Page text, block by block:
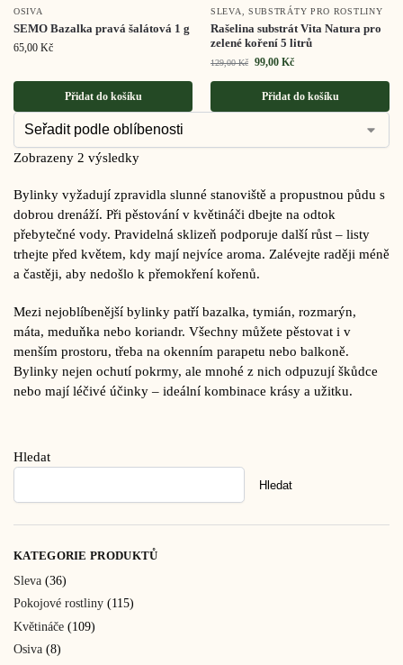
OSIVA
SEMO Bazalka pravá šalátová 1 g
65,00 Kč
Přidat do košíku
SLEVA SUBSTRÁTY PRO ROSTLINY
Rašelina substrát Vita Natura pro
zelené koření 5 litrů
129,00Kč 99,00 Kč
Přidat do košíku
Zobrazeny 2 výsledky
Bylinky vyžadují zpravidla slunné stanoviště a propustnou půdu s
dobrou drenáží. Při pěstování v květináči dbejte na odtok
přebytečné vody. Pravidelná sklizeň podporuje další růst – listy
trhejte před květem, kdy mají nejvíce aroma. Zalévejte raději méně
a častěji, aby nedošlo k přemokření kořenů.
Mezi nejoblíbenější bylinky patří bazalka, tymián, rozmarýn,
máta, meduňka nebo koriandr. Všechny můžete pěstovat i v
menším prostoru, třeba na okenním parapetu nebo balkoně.
Bylinky nejen ochutí pokrmy, ale mnohé z nich odpuzují škůdce
nebo mají léčivé účinky – ideální kombinace krásy a užitku.
Hledat
Hledat
KATEGORIE PRODUKTŮ
Sleva (36)
Pokojové rostliny (115)
Květináče (109)
Osiva (8)